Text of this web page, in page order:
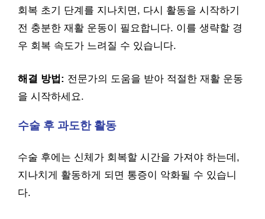
회복 초기 단계를 지나치면, 다시 활동을 시작하기
전 충분한 재활 운동이 필요합니다. 이를 생략할 경
우 회복 속도가 느려질 수 있습니다.
해결 방법: 전문가의 도움을 받아 적절한 재활 운동
을 시작하세요.
수술 후 과도한 활동
수술 후에는 신체가 회복할 시간을 가져야 하는데,
지나치게 활동하게 되면 통증이 악화될 수 있습니
다.